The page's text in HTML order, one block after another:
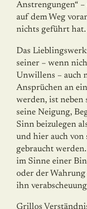
Anstrengungen“
auf dem Weg
nichts geführt hat.
Das
seiner – wenn
Unwillens – auch
Ansprüchen an
werden, ist neben
seine Neigung,
Sinn beizulegen
und hier auch
gebraucht
im Sinne einer
oder der
ihn
Grillos